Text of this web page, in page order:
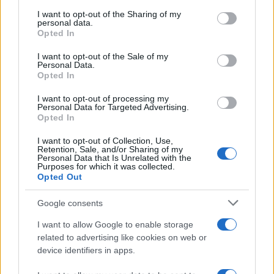
not limited to your visit or usage behaviour. You may click to
grant or deny consent to Google and its third-party tags to
use your data for below specified purposes in below Google
consent section.
I want to opt-out of the Sharing of my
personal data.
Opted In
I want to opt-out of the Sale of my
Personal Data.
Opted In
I want to opt-out of processing my
Personal Data for Targeted Advertising.
Opted In
I want to opt-out of Collection, Use,
Retention, Sale, and/or Sharing of my
Personal Data that Is Unrelated with the
Purposes for which it was collected.
Opted Out
Google consents
I want to allow Google to enable storage
related to advertising like cookies on web or
device identifiers in apps.
χορηγών. Μετά την απόφαση του Δεκεμβρίου
2016 από τους αρχηγούς κρατών ή
αναγνωρίζει τις ευρωπαϊκές φιλοδοξίες και την
ευρωπαϊκή επιλογή της Ουκρανίας, όπως
αναφέρεται στη Συμφωνία Σύνδεσης.
η χρήση βίας και εξαναγκασμού για την αλλαγή
των συνόρων δεν έχει θέση στον 21ο αιώνα. Οι
εντάσεις και οι συγκρούσεις θα πρέπει να
επιλύονται αποκλειστικά με διάλογο και
στενά με τους γείτονες και επαναλαμβάνει την
ακλόνητη υποστήριξή της και τη δέσμευσή της